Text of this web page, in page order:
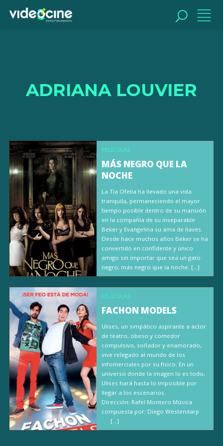
ADRIANA LOUVIER
PELÍCULAS
MÁS NEGRO QUE LA
NOCHE
La Tía Ofelia ha llevado una vida
tranquila, permaneciendo el mayor
tiempo posible dentro de su mansión
en la compañía de su inseparable
Beker y Evangelina su ama de llaves.
Desde hace muchos años Beker se ha
convertido en confidente y único
amigo sin importar que sea un gato
negro, más negro que la noche. […]
PELÍCULAS
FACHON MODELS
Ulises, un simpático aspirante a actor
de teatro, obeso y comedor
compulsivo, soñador y enamorado,
vive relegado al mundo de los
infomerciales por su físico. En un
universo donde la imagen lo es todo,
Ulises hará hasta lo imposible por
llegar a los escenarios.
Dirección: Rafel Montero Música
compuesta por: Diego Westendarp
[…]